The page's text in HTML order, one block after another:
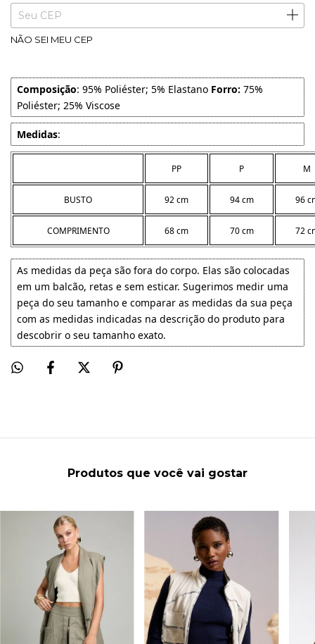
Entregas para o CEP: ALTERAR CEP
NÃO SEI MEU CEP
Composição: 95% Poliéster; 5% Elastano Forro: 75%
Poliéster; 25% Viscose
Medidas:
PP P M
BUSTO 92 cm 94 cm 96
COMPRIMENTO 68 cm 70 cm 72
As medidas da peça são fora do corpo. Elas são colocadas
em um balcão, retas e sem esticar. Sugerimos medir uma
peça do seu tamanho e comparar as medidas da sua peça
com as medidas indicadas na descrição do produto para
descobrir o seu tamanho exato.
Produtos que você vai gostar